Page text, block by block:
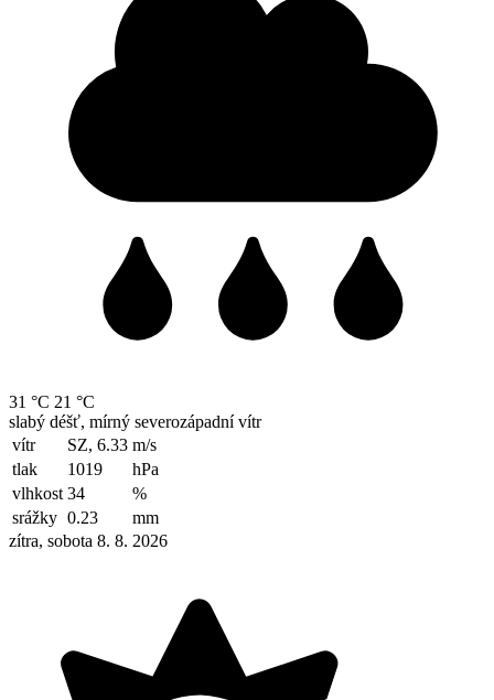
31 °C 21 °C
slabý déšť, mírný severozápadní vítr
vítr
SZ, 6.33 m/s
tlak
1019
hPa
vlhkost 34
%
srážky 0.23
mm
zítra, sobota 8. 8. 2026